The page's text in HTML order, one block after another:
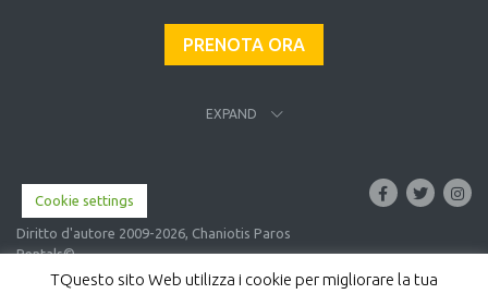
PRENOTA ORA
EXPAND
Cookie settings
Diritto d'autore 2009-2026, Chaniotis Paros
Rentals©
TQuesto sito Web utilizza i cookie per migliorare la tua